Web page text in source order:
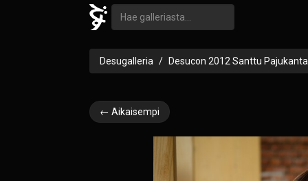
Desugalleria Desucon 2012 Santtu Pajukanta
← Aikaisempi